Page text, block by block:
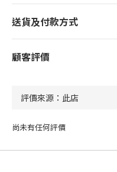
送貨及付款方式
顧客評價
尚未有任何評價